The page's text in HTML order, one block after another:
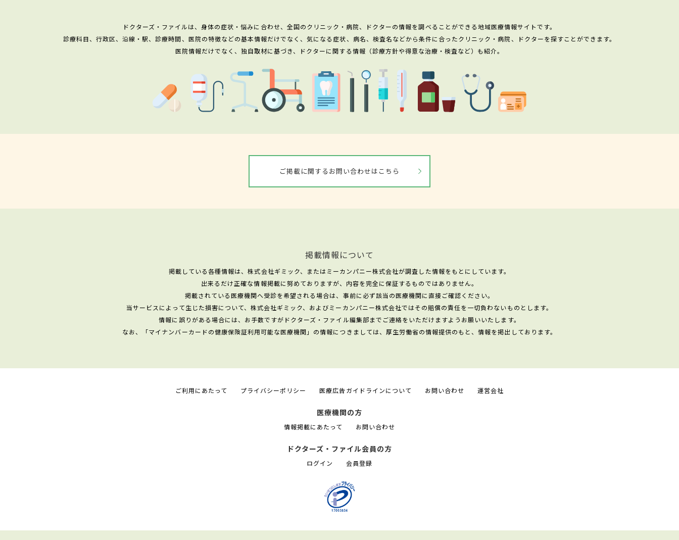
ドクターズ・ファイルは、身体の症状・悩みに合わせ、全国のクリニック・病院、ドクターの情報を調べることができる地域医療情報サイトです。
診療科目、行政区、沿線・駅、診療時間、医院の特徴などの基本情報だけでなく、気になる症状、病名、検査名などから条件に合ったクリニック・病院、ドクターを探すことができます。
医院情報だけでなく、独自取材に基づき、ドクターに関する情報（診療方針や得意な治療・検査など）も紹介。
ご掲載に関するお問い合わせはこちら
掲載情報について
掲載している各種情報は、株式会社ギミック、またはミーカンパニー株式会社が調査した情報をもとにしています。
出来るだけ正確な情報掲載に努めておりますが、内容を完全に保証するものではありません。
掲載されている医療機関へ受診を希望される場合は、事前に必ず該当の医療機関に直接ご確認ください。
当サービスによって生じた損害について、株式会社ギミック、およびミーカンパニー株式会社ではその賠償の責任を一切負わないものとします。
情報に誤りがある場合には、お手数ですがドクターズ・ファイル編集部までご連絡をいただけますようお願いいたします。
なお、「マイナンバーカードの健康保険証利用可能な医療機関」の情報につきましては、厚生労働省の情報提供のもと、情報を掲出しております。
ご利用にあたって プライバシーポリシー 医療広告ガイドラインについて お問い合わせ 運営会社
医療機関の方
情報掲載にあたって お問い合わせ
ドクターズ・ファイル会員の方
ログイン 会員登録